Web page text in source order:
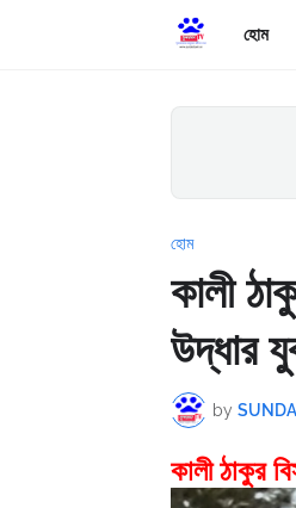
হোম
হোম
কালী
উদ্ধার
by
কালী ঠাকুর